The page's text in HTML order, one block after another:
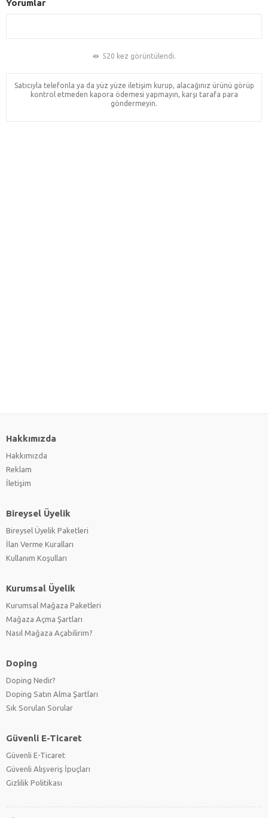
Yorumlar
520 kez görüntülendi.
Satıcıyla telefonla ya da yüz yüze iletişim kurup, alacağınız ürünü görüp
kontrol etmeden kapora ödemesi yapmayın, karşı tarafa para
göndermeyin.
Hakkımızda
Hakkımızda
Reklam
İletişim
Bireysel Üyelik
Bireysel Üyelik Paketleri
İlan Verme Kuralları
Kullanım Koşulları
Kurumsal Üyelik
Kurumsal Mağaza Paketleri
Mağaza Açma Şartları
Nasıl Mağaza Açabilirim?
Doping
Doping Nedir?
Doping Satın Alma Şartları
Sık Sorulan Sorular
Güvenli E-Ticaret
Güvenli E-Ticaret
Güvenli Alışveriş İpuçları
Gizlilik Politikası